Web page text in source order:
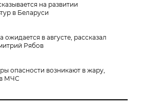
на развитии
в Беларуси
ожидается в августе, рассказал
Рябов
опасности возникают в жару,
МЧС